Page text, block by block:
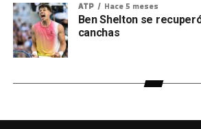
ATP Hace 5 meses
Ben Shelton se
canchas